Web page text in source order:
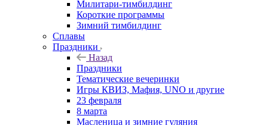
Милитари-тимбилдинг
Короткие программы
Зимний тимбилдинг
Сплавы
Праздники
Назад
Праздники
Тематические вечеринки
Игры КВИЗ, Мафия, UNO и другие
23 февраля
8 марта
Масленица и зимние гуляния